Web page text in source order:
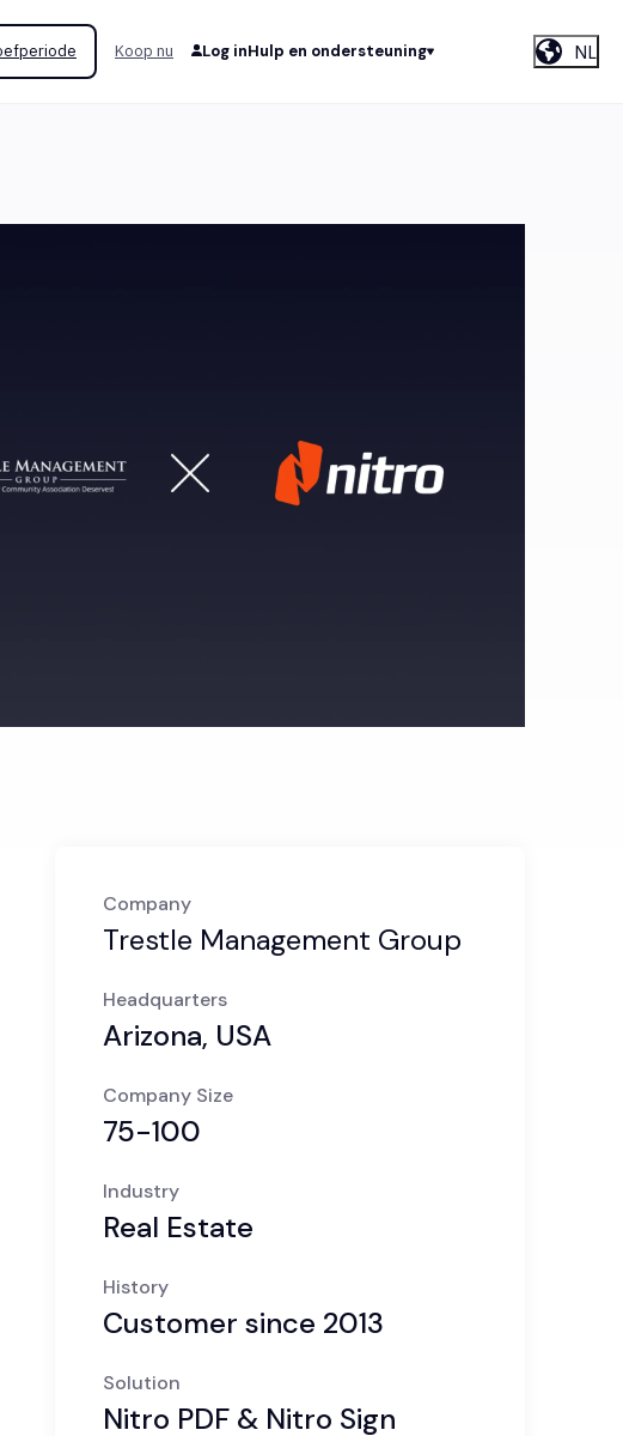
Koop nu Log inHulp en ondersteuning NL
Company
Trestle Management Group
Headquarters
Arizona, USA
Company Size
75-100
Industry
Real Estate
History
Customer since 2013
Solution
Nitro PDF & Nitro Sign